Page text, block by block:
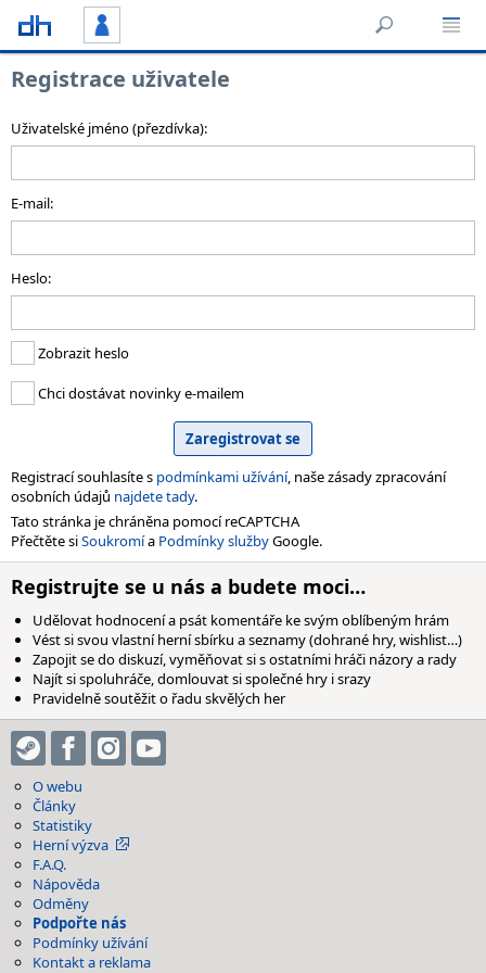
Registrace uživatele
Uživatelské jméno (přezdívka):
E-mail:
Heslo:
Zobrazit heslo
Chci dostávat novinky e-mailem
Registrací souhlasíte s podmínkami užívání, naše zásady zpracování
osobních údajů najdete tady.
Tato stránka je chráněna pomocí reCAPTCHA
Přečtěte siSoukromía Podmínky službyGoogle.
Registrujte se u nás a budete moci…
Udělovat hodnocení a psát komentáře ke svým oblíbeným hrám
Vést si svou vlastní herní sbírku a seznamy (dohrané hry, wishlist…)
Zapojit se do diskuzí, vyměňovat si s ostatními hráči názory a rady
Najít si spoluhráče, domlouvat si společné hry i srazy
Pravidelně soutěžit o řadu skvělých her
O webu
Články
Statistiky
Herní výzva
F.A.Q.
Nápověda
Odměny
Podpořte nás
Podmínky užívání
Kontakt a reklama